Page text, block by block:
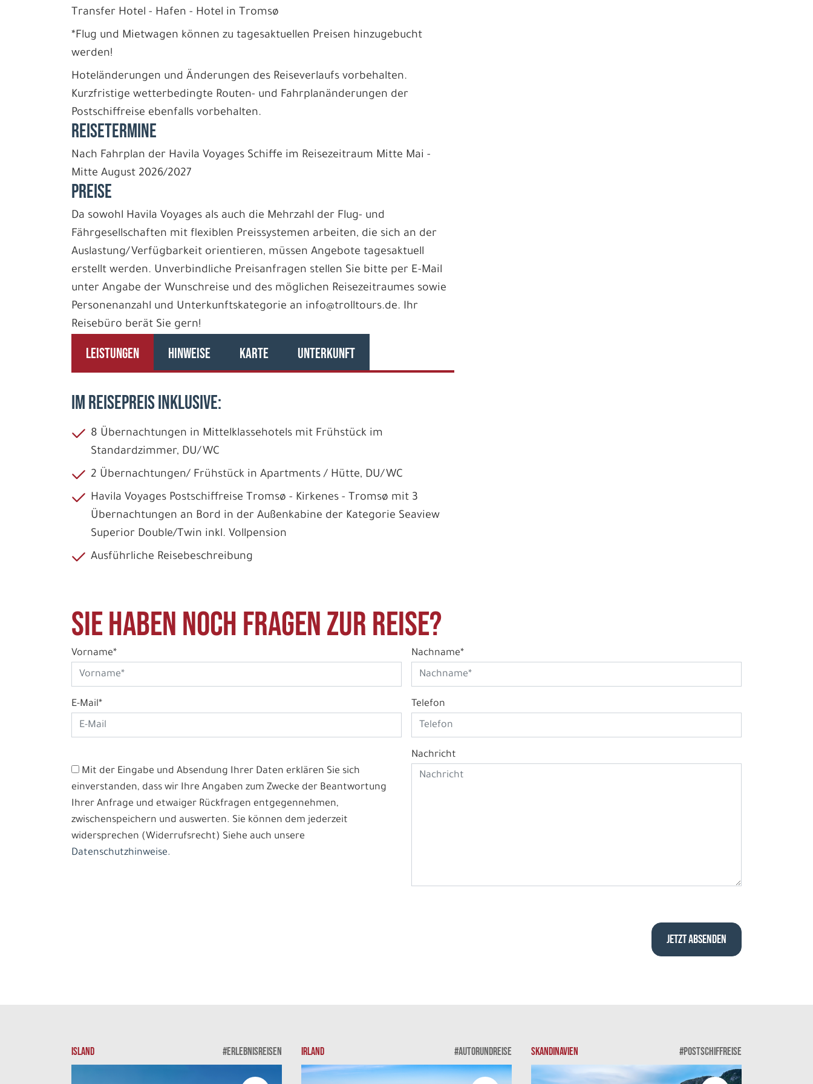
Transfer Hotel - Hafen - Hotel in Tromsø
*Flug und Mietwagen können zu tagesaktuellen Preisen hinzugebucht
werden!
Hoteländerungen und Änderungen des Reiseverlaufs vorbehalten.
Kurzfristige wetterbedingte Routen- und Fahrplanänderungen der
Postschiffreise ebenfalls vorbehalten.
REISETERMINE
Nach Fahrplan der Havila Voyages Schiffe im Reisezeitraum Mitte Mai -
Mitte August 2026/2027
PREISE
Da sowohl Havila Voyages als auch die Mehrzahl der Flug- und
Fährgesellschaften mit flexiblen Preissystemen arbeiten, die sich an der
Auslastung/Verfügbarkeit orientieren, müssen Angebote tagesaktuell
erstellt werden. Unverbindliche Preisanfragen stellen Sie bitte per E-Mail
unter Angabe der Wunschreise und des möglichen Reisezeitraumes sowie
Personenanzahl und Unterkunftskategorie an info@trolltours.de. Ihr
Reisebüro berät Sie gern!
LEISTUNGEN HINWEISE KARTE UNTERKUNFT
IM REISEPREIS INKLUSIVE:
8 Übernachtungen in Mittelklassehotels mit Frühstück im
Standardzimmer, DU/WC
2 Übernachtungen/ Frühstück in Apartments / Hütte, DU/WC
Havila Voyages Postschiffreise Tromsø - Kirkenes - Tromsø mit 3
Übernachtungen an Bord in der Außenkabine der Kategorie Seaview
Superior Double/Twin inkl. Vollpension
Ausführliche Reisebeschreibung
Sie haben noch Fragen zur Reise?
Vorname* Nachname*
E-Mail* Telefon
Mit der Eingabe und Absendung Ihrer Daten erklären Sie sich
einverstanden, dass wir Ihre Angaben zum Zwecke der Beantwortung
Ihrer Anfrage und etwaiger Rückfragen entgegennehmen,
zwischenspeichern und auswerten. Sie können dem jederzeit
widersprechen (Widerrufsrecht) Siehe auch unsere
Datenschutzhinweise.
Nachricht
ISLAND #ERLEBNISREISEN IRLAND #AUTORUNDREISE SKANDINAVIEN #POSTSCHIFFREISE